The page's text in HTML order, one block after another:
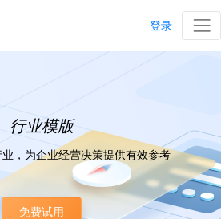
登录
行业模版
，为企业经营决策提供有效参考
免费试用